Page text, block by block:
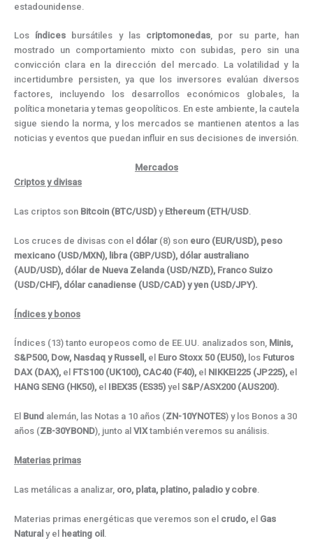
estadounidense.
Los índices bursátiles y las criptomonedas, por su parte, han
mostrado un comportamiento mixto con subidas, pero sin una
convicción clara en la dirección del mercado. La volatilidad y la
incertidumbre persisten, ya que los inversores evalúan diversos
factores, incluyendo los desarrollos económicos globales, la
política monetaria y temas geopolíticos. En este ambiente, la cautela
sigue siendo la norma, y ​​los mercados se mantienen atentos a las
noticias y eventos que puedan influir en sus decisiones de inversión.
Mercados
Criptos y divisas
Las criptos son Bitcoin (BTC/USD) y Ethereum (ETH/USD
Los cruces de divisas con el dólar(8) son euro (EUR/USD), peso
mexicano (USD/MXN), libra (GBP/USD), dólar australiano
(AUD/USD), dólar de Nueva Zelanda (USD/NZD), Franco Suizo
(USD/CHF), dólar canadiense (USD/CAD) y yen (USD/JPY).
Índices y bonos
Índices (13) tanto europeos como de EE.UU. analizados son, Minis,
S&P500, Dow, Nasdaq y Russell, el Euro Stoxx 50 (EU50), los Futuros
DAX (DAX), el FTS100 (UK100), CAC40 (F40), el NIKKEI225 (JP225), el
HANG SENG (HK50), el IBEX35 (ES35) yel S&P/ASX200 (AUS200).
El Bund alemán, las Notas a 10 años (ZN-10YNOTES) y los Bonos a 30
años (ZB-30YBOND), junto al VIXtambién veremos su análisis.
Materias primas
Las metálicas a analizar, oro, plata, platino, paladio y cobre
Materias primas energéticas que veremos son el crudo, el Gas
Natural y el heating oil